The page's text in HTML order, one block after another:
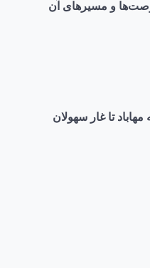
و مسیرهای آن
تا غار سهولان